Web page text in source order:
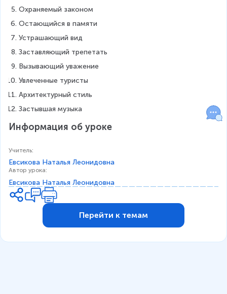
Охраняемый законом
Остающийся в памяти
Устрашающий вид
Заставляющий трепетать
Вызывающий уважение
Увлеченные туристы
Архитектурный стиль
Застывшая музыка
Информация об уроке
Учитель:
Евсикова Наталья Леонидовна
Автор урока:
Евсикова Наталья Леонидовна
Перейти к темам